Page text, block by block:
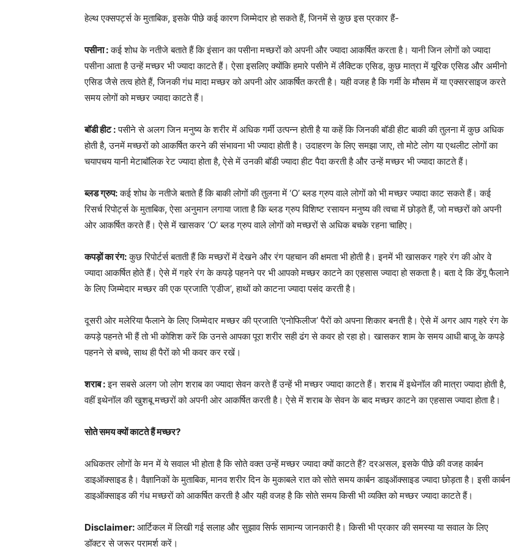
हेल्थ एक्सपर्ट्स के मुताबिक, इसके पीछे कई कारण जिम्मेदार हो सकते हैं, जिनमें से कुछ इस प्रकार हैं-
पसीना :कई शोध के नतीजे बताते हैं कि इंसान का पसीना मच्छरों को अपनी और ज्यादा आकर्षित करता है। यानी जिन लोगों को ज्यादा
पसीना आता है उन्हें मच्छर भी ज्यादा काटते हैं। ऐसा इसलिए क्योंकि हमारे पसीने में लैक्टिक एसिड, कुछ मात्रा में यूरिक एसिड और अमीनो
एसिड जैसे तत्व होते हैं, जिनकी गंध मादा मच्छर को अपनी ओर आकर्षित करती है। यही वजह है कि गर्मी के मौसम में या एक्सरसाइज करते
समय लोगों को मच्छर ज्यादा काटते हैं।
बॉडी हीट :पसीने से अलग जिन मनुष्य के शरीर में अधिक गर्मी उत्पन्न होती है या कहें कि जिनकी बॉडी हीट बाकी की तुलना में कुछ अधिक
होती है, उनमें मच्छरों को आकर्षित करने की संभावना भी ज्यादा होती है। उदाहरण के लिए समझा जाए, तो मोटे लोग या एथलीट लोगों का
चयापचय यानी मेटाबॉलिक रेट ज्यादा होता है, ऐसे में उनकी बॉडी ज्यादा हीट पैदा करती है और उन्हें मच्छर भी ज्यादा काटते हैं।
ब्लड ग्रुप:कई शोध के नतीजे बताते हैं कि बाकी लोगों की तुलना में ‘O’ ब्लड ग्रुप वाले लोगों को भी मच्छर ज्यादा काट सकते हैं। कई
रिसर्च रिपोर्ट्स के मुताबिक, ऐसा अनुमान लगाया जाता है कि ब्लड ग्रुप विशिष्ट रसायन मनुष्य की त्वचा में छोड़ते हैं, जो मच्छरों को अपनी
ओर आकर्षित करते हैं। ऐसे में खासकर ‘O’ ब्लड ग्रुप वाले लोगों को मच्छरों से अधिक बचके रहना चाहिए।
कपड़ों का रंग:कुछ रिपोर्टर्स बताती हैं कि मच्छरों में देखने और रंग पहचान की क्षमता भी होती है। इनमें भी खासकर गहरे रंग की ओर वे
ज्यादा आकर्षित होते हैं। ऐसे में गहरे रंग के कपड़े पहनने पर भी आपको मच्छर काटने का एहसास ज्यादा हो सकता है। बता दे कि डेंगू फैलाने
के लिए जिम्मेदार मच्छर की एक प्रजाति ‘एडीज’, हाथों को काटना ज्यादा पसंद करती है।
दूसरी ओर मलेरिया फैलाने के लिए जिम्मेदार मच्छर की प्रजाति ‘एनोफिलीज’ पैरों को अपना शिकार बनती है। ऐसे में अगर आप गहरे रंग के
कपड़े पहनते भी हैं तो भी कोशिश करें कि उनसे आपका पूरा शरीर सही ढंग से कवर हो रहा हो। खासकर शाम के समय आधी बाजू के कपड़े
पहनने से बच्चे, साथ ही पैरों को भी कवर कर रखें।
शराब :इन सबसे अलग जो लोग शराब का ज्यादा सेवन करते हैं उन्हें भी मच्छर ज्यादा काटते हैं। शराब में इथेनॉल की मात्रा ज्यादा होती है,
वहीं इथेनॉल की खुशबू मच्छरों को अपनी ओर आकर्षित करती है। ऐसे में शराब के सेवन के बाद मच्छर काटने का एहसास ज्यादा होता है।
सोते समय क्यों काटते हैं मच्छर?
अधिकतर लोगों के मन में ये सवाल भी होता है कि सोते वक्त उन्हें मच्छर ज्यादा क्यों काटते हैं? दरअसल, इसके पीछे की वजह कार्बन
डाइऑक्साइड है। वैज्ञानिकों के मुताबिक, मानव शरीर दिन के मुकाबले रात को सोते समय कार्बन डाइऑक्साइड ज्यादा छोड़ता है। इसी कार्बन
डाइऑक्साइड की गंध मच्छरों को आकर्षित करती है और यही वजह है कि सोते समय किसी भी व्यक्ति को मच्छर ज्यादा काटते हैं।
Disclaimer: आर्टिकल में लिखी गई सलाह और सुझाव सिर्फ सामान्य जानकारी है। किसी भी प्रकार की समस्या या सवाल के लिए
डॉक्टर से जरूर परामर्श करें।